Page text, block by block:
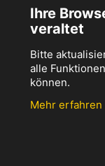
Ihre
veraltet
Bitte
alle
können.
Mehr erfahren